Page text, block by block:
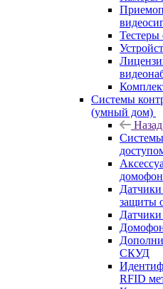
Тестеры
Системы
(умный дом)
Назад
защиты
СКУД
RFID